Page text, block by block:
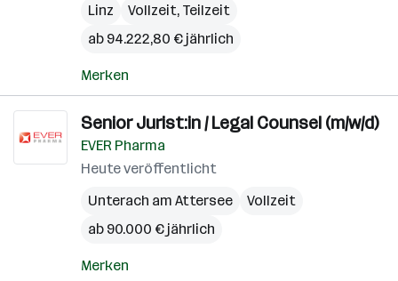
Linz
Vollzeit, Teilzeit
ab 94.222,80 € jährlich
Merken
Senior Jurist:in / Legal Counsel (m/w/d)
EVER Pharma
Heute veröffentlicht
Unterach am Attersee
Vollzeit
ab 90.000 € jährlich
Merken